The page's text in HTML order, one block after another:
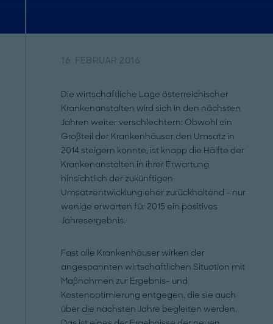
16. FEBRUAR 2016
Die wirtschaftliche Lage österreichischer
Krankenanstalten wird sich in den nächsten
Jahren weiter verschlechtern: Obwohl ein
Großteil der Krankenhäuser den Umsatz in
2014 steigern konnte, ist knapp die Hälfte der
Krankenanstalten in ihrer Erwartung
hinsichtlich der zukünftigen
Umsatzentwicklung eher zurückhaltend – nur
wenige erwarten für 2015 ein positives
Jahresergebnis.
Fast alle Krankenhäuser wirken der
angespannten wirtschaftlichen Situation mit
Maßnahmen zur Ergebnis- und
Kostenoptimierung entgegen, die sie auch
über die nächsten Jahre begleiten werden.